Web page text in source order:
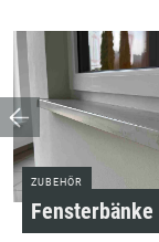
ZUBEHÖR
Fensterbänke